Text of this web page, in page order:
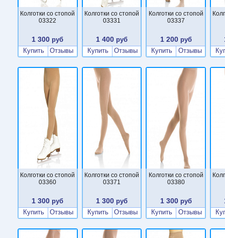
Колготки со стопой
03322
1 300 руб
Купить
Отзывы
Колготки со стопой
03331
1 400 руб
Купить
Отзывы
Колготки со стопой
03337
1 200руб
Купить
Отзывы
Колготки со стопой
03360
1 300 руб
Купить
Отзывы
Колготки со стопой
03371
1 300 руб
Купить
Отзывы
Колготки со стопой
03380
1 300руб
Купить
Отзывы